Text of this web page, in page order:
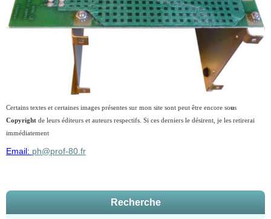
Certains textes et certaines images présentes sur mon site sont peut être encore sous
Copyright de leurs éditeurs et auteurs respectifs. Si ces derniers le désirent, je les retirerai
immédiatement
Email: ph@prof-80.fr
Recherche